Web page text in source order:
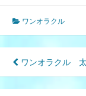
ワンオラクル
投
稿
ワンオラクル